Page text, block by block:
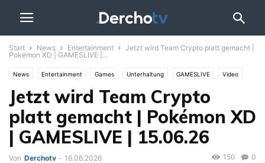
Start News Entertainment
Jetzt wird Team Crypto platt gemacht |
Pokémon XD | GAMESLIVE |...
News Entertainment Games Unterhaltung GAMESLIVE Video
Jetzt wird Team Crypto
platt gemacht | Pokémon XD
| GAMESLIVE | 15.06.26
Von Derchotv - 16.06.2026 0
150